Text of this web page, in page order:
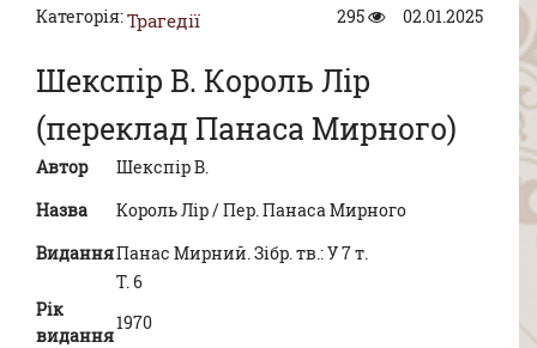
Категорія:Трагедії 02.01.2025
295
Шекспір В. Король Лір
(переклад Панаса Мирного)
Автор
Шекспір В.
Назва
Король Лір / Пер. Панаса Мирного
ВиданняПанас Мирний. Зібр. тв.: У 7 т.
Т. 6
Рік
видання
1970